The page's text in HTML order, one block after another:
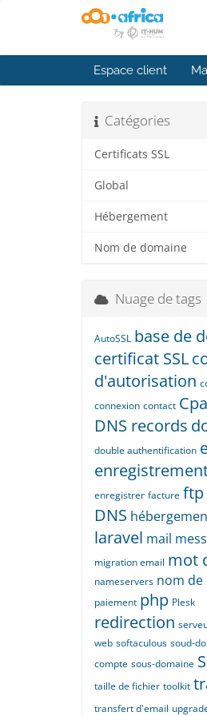
Espace client
Catégories
Certificats SSL
Global
Hébergement
Nom de domaine
Nuage de tags
AutoSSL base de
certificat SSL
d'autorisation
connexion contact
DNS records
double authentification
enregistrer facture ftp
DNS
laravel mail
migration email mot
nameservers nom
paiement php Plesk
redirection
web softaculous soud-
compte sous-domaine
taille de fichier toolkit
transfert d'email